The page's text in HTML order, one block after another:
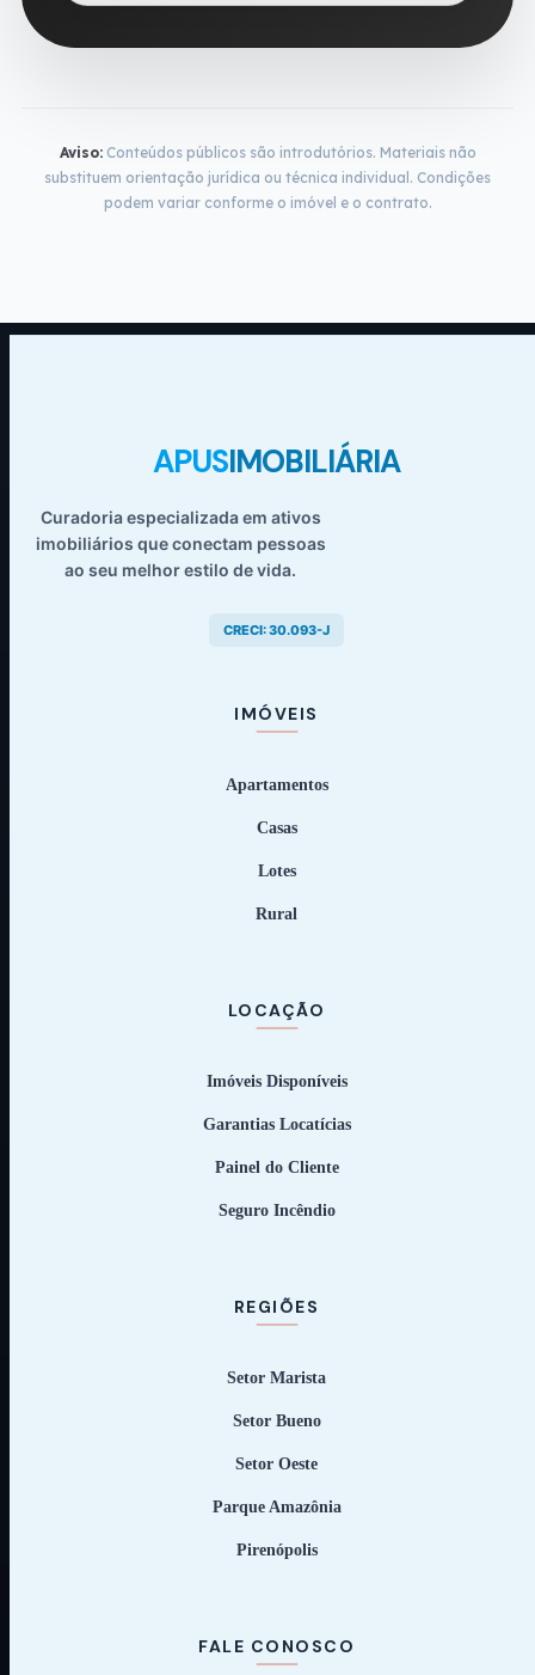
Aviso:Conteúdos públicos são introdutórios. Materiais não
substituem orientação jurídica ou técnica individual. Condições
podem variar conforme o imóvel e o contrato.
APUSIMOBILIÁRIA
Curadoria especializada em ativos
imobiliários que conectam pessoas
ao seu melhor estilo de vida.
CRECI: 30.093-J
IMÓVEIS
Apartamentos
Casas
Lotes
Rural
LOCAÇÃO
Imóveis Disponíveis
Garantias Locatícias
Painel do Cliente
Seguro Incêndio
REGIÕES
Setor Marista
Setor Bueno
Setor Oeste
Parque Amazônia
Pirenópolis
FALE CONOSCO